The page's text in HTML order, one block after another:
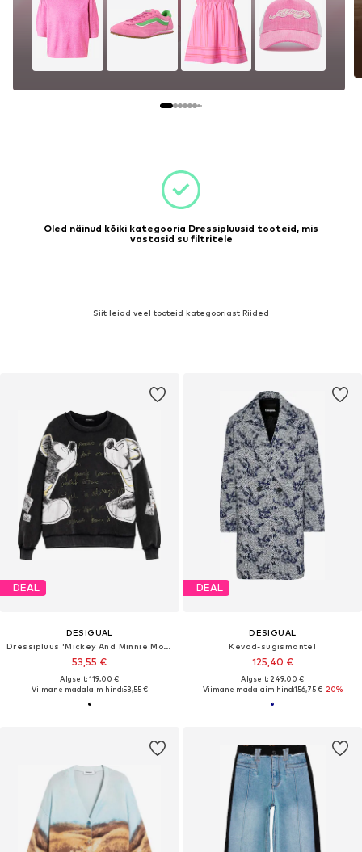
Oled näinud kõiki kategooria Dressipluusid tooteid, mis
vastasid su filtritele
Siit leiad veel tooteid kategooriast Riided
DEAL
DESIGUAL
Dressipluus 'Mickey And Minnie Mouse™'
53,55 €
Algselt: 119,00 €
Viimane madalaim hind:53,55 €
DEAL
DESIGUAL
Kevad-sügismantel
125,40 €
Algselt: 249,00 €
Viimane madalaim hind:156,75 €-20%